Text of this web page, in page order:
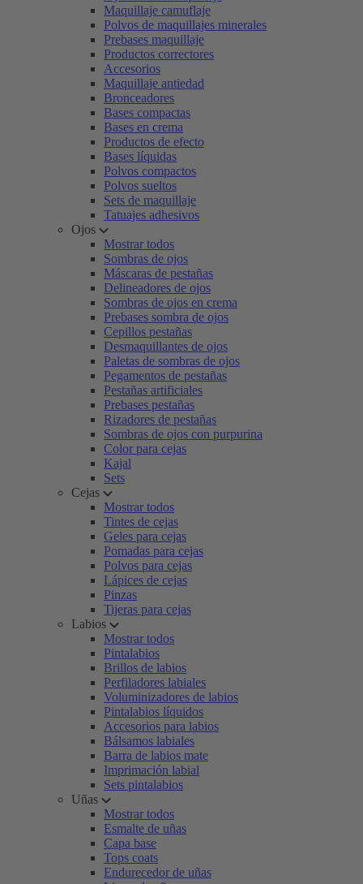
Maquillaje camuflaje
Polvos de maquillajes minerales
Prebases maquillaje
Productos correctores
Accesorios
Maquillaje antiedad
Bronceadores
Bases compactas
Bases en crema
Productos de efecto
Bases líquidas
Polvos compactos
Polvos sueltos
Sets de maquillaje
Tatuajes adhesivos
Ojos
Mostrar todos
Sombras de ojos
Máscaras de pestañas
Delineadores de ojos
Sombras de ojos en crema
Prebases sombra de ojos
Cepillos pestañas
Desmaquillantes de ojos
Paletas de sombras de ojos
Pegamentos de pestañas
Pestañas artificiales
Prebases pestañas
Rizadores de pestañas
Sombras de ojos con purpurina
Color para cejas
Kajal
Sets
Cejas
Mostrar todos
Tintes de cejas
Geles para cejas
Pomadas para cejas
Polvos para cejas
Lápices de cejas
Pinzas
Tijeras para cejas
Labios
Mostrar todos
Pintalabios
Brillos de labios
Perfiladores labiales
Voluminizadores de labios
Pintalabios líquidos
Accesorios para labios
Bálsamos labiales
Barra de labios mate
Imprimación labial
Sets pintalabios
Uñas
Mostrar todos
Esmalte de uñas
Capa base
Tops coats
Endurecedor de uñas